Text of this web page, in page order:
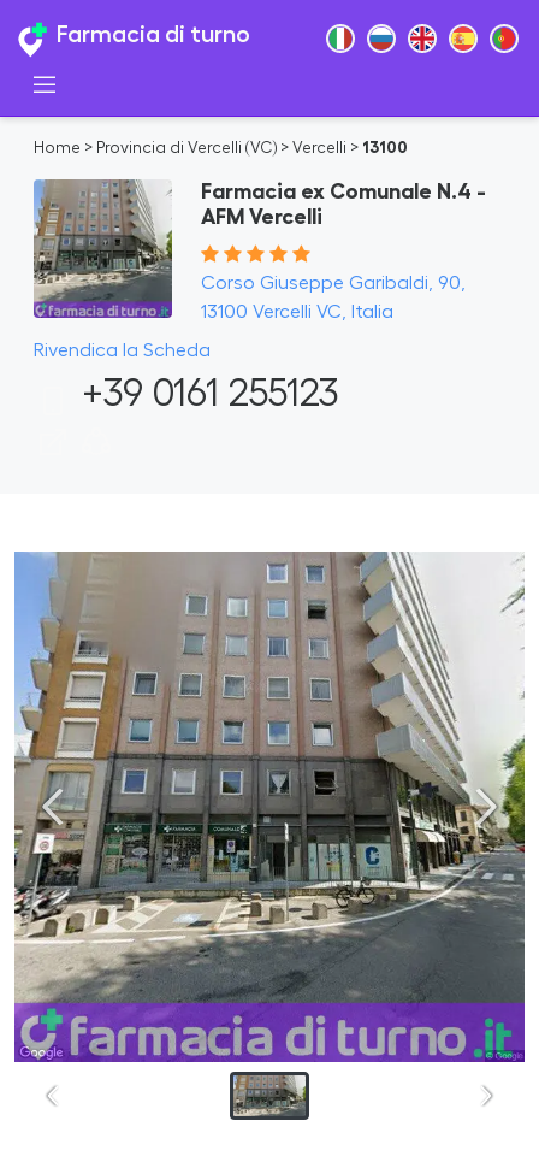
Farmacia di turno
Home > Provincia di Vercelli (VC) > Vercelli > 13100
Farmacia ex Comunale N.4 -
AFM Vercelli
Corso Giuseppe Garibaldi, 90,
13100 Vercelli VC, Italia
Rivendica la Scheda
+39 0161 255123